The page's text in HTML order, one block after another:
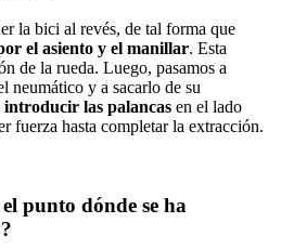
la bici al revés, de tal forma que
el asiento y el manillar. Esta
de la rueda. Luego, pasamos a
neumático y a sacarlo de su
introducir las palancas en el lado
fuerza hasta completar la extracción.
punto dónde se ha